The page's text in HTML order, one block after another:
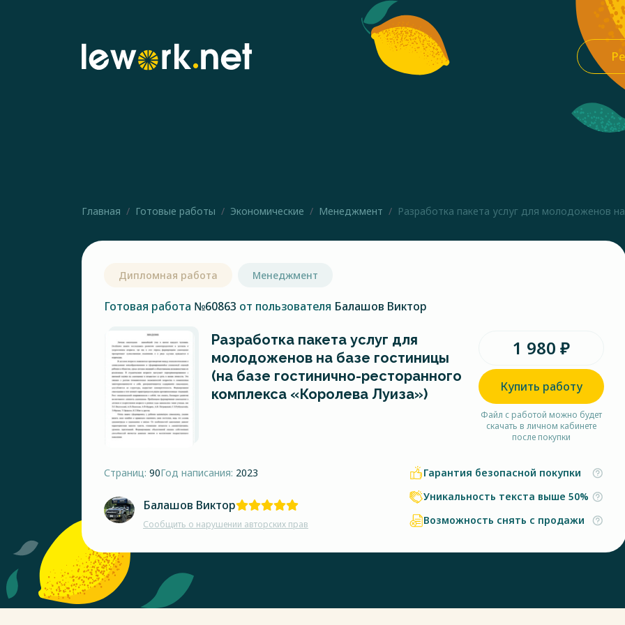
Главная Готовые работы Экономические Менеджмент Разработка пакета услуг для молодоженов на
Дипломная работа Менеджмент
Готовая работа №60863 от пользователя Балашов Виктор
Разработка пакета услуг для
молодоженов на базе гостиницы
(на базе гостинично-ресторанного
комплекса «Королева Луиза»)
1 980 ₽
Купить работу
Файл с работой можно будет
скачать в личном кабинете
после покупки
Страниц: 90Год написания: 2023
Балашов Виктор
Сообщить о нарушении авторских прав
Гарантия безопасной покупки
Уникальность текста выше 50%
Возможность снять с продажи